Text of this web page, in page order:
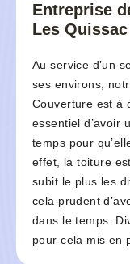
Entreprise
Les Quissac
Au service d’un
ses environs,
Couverture est à
essentiel d’avoir
temps pour
effet, la toiture
subit le plus les
cela prudent
dans le temps.
pour cela mis en